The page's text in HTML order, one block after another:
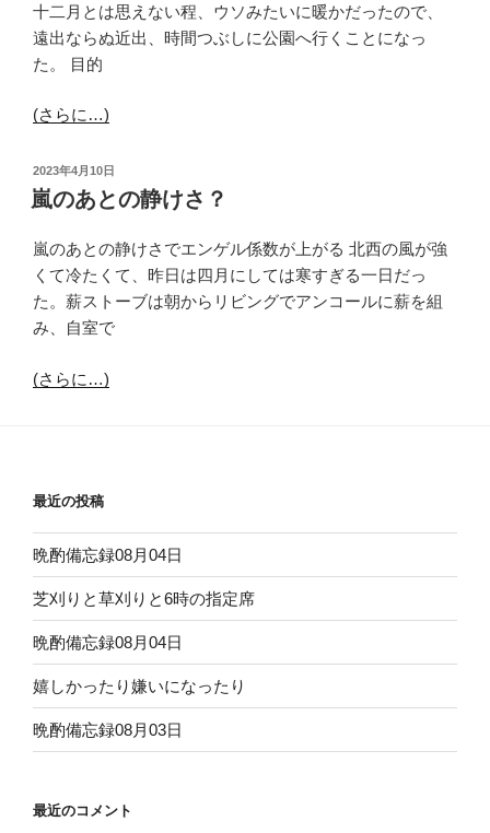
十二月とは思えない程、ウソみたいに暖かだったので、
遠出ならぬ近出、時間つぶしに公園へ行くことになっ
た。 目的
(さらに…)
投
稿
日:
2023年4月10日
嵐のあとの静けさ？
嵐のあとの静けさでエンゲル係数が上がる 北西の風が強
くて冷たくて、昨日は四月にしては寒すぎる一日だっ
た。薪ストーブは朝からリビングでアンコールに薪を組
み、自室で
(さらに…)
最近の投稿
晩酌備忘録08月04日
芝刈りと草刈りと6時の指定席
晩酌備忘録08月04日
嬉しかったり嫌いになったり
晩酌備忘録08月03日
最近のコメント